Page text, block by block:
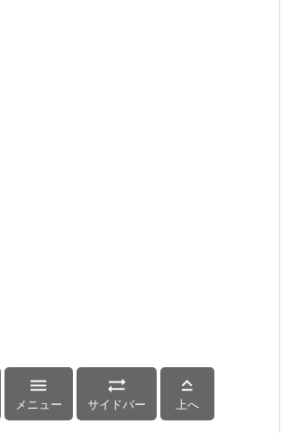

メニュー

サイドバー

上へ